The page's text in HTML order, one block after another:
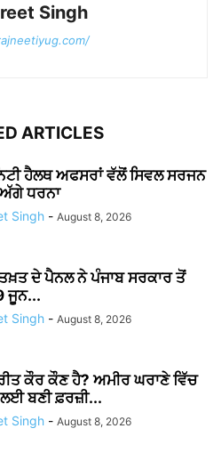
Singh
ARTICLES
ਹੈਲਥ ਅਫਸਰਾਂ ਵੱਲੋਂ ਸਿਵਲ ਸਰਜਨ
ਧਰਨਾ
Singh - August 8, 2026
ਦੇ ਪੈਨਲ ਨੇ ਪੰਜਾਬ ਸਰਕਾਰ ਤੋਂ
ਜੂਨ...
Singh - August 8, 2026
ਕੌਰ ਕੌਣ ਹੈ? ਅਮੀਰ ਘਰਾਣੇ ਵਿੱਚ
ਬਣੀ ਫ਼ਰਜ਼ੀ...
Singh - August 8, 2026